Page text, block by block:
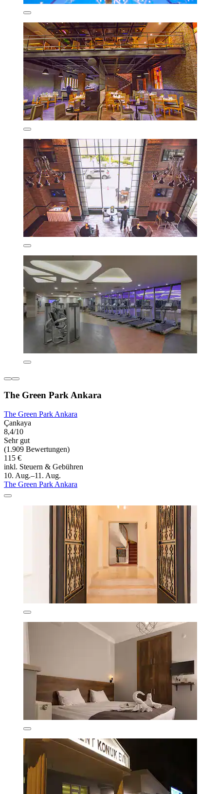
The Green Park Ankara
The Green Park Ankara
Çankaya
8,4/10
Sehr gut
(1.909 Bewertungen)
115 €
inkl. Steuern & Gebühren
10. Aug.–11. Aug.
The Green Park Ankara